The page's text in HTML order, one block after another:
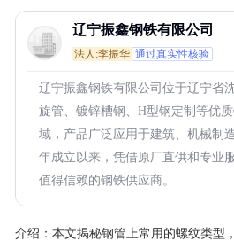
辽宁振鑫钢铁有限公司
法人:李振华 通过真实性核验
辽宁振鑫钢铁有限公司位于辽宁省
旋管、镀锌槽钢、H型钢定制等优
域，产品广泛应用于建筑、机械制
年成立以来，凭借原厂直供和专业
值得信赖的钢铁供应商。
介绍： 本文揭秘钢管上常用的螺纹类型